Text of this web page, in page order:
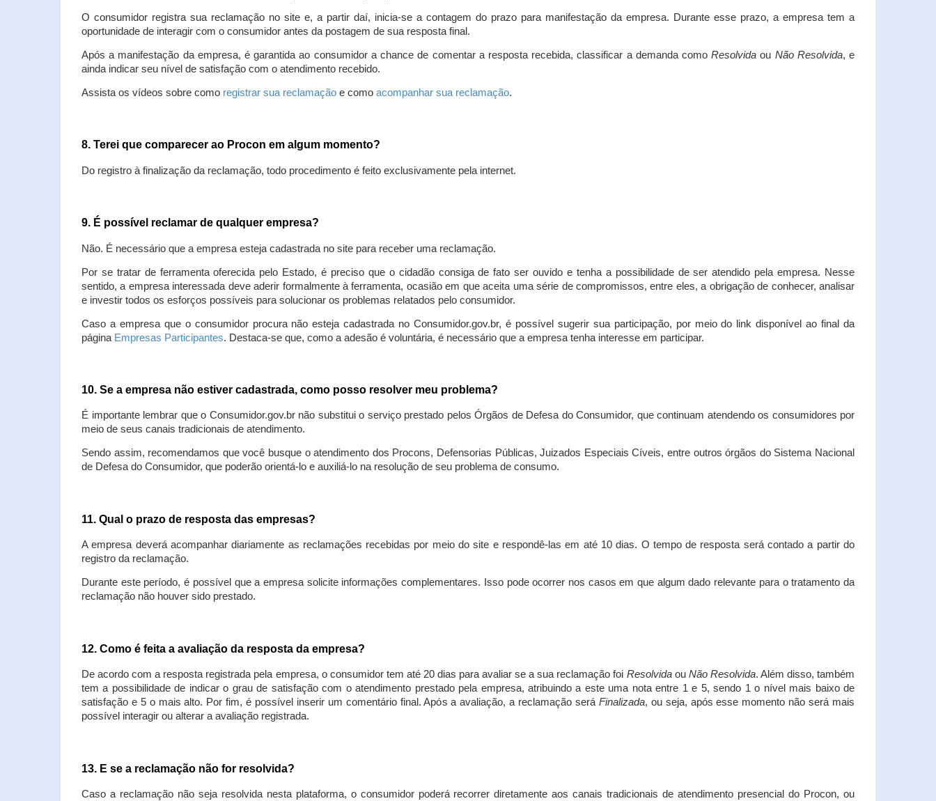
O consumidor registra sua reclamação no site e, a partir daí, inicia-se a contagem do prazo para manifestação da empresa. Durante esse prazo, a empresa tem a
oportunidade de interagir com o consumidor antes da postagem de sua resposta final.
Após a manifestação da empresa, é garantida ao consumidor a chance de comentar a resposta recebida, classificar a demanda comoResolvida ou Não Resolvida, e
ainda indicar seu nível de satisfação com o atendimento recebido.
Assista os vídeos sobre como registrar sua reclamação e como acompanhar sua reclamação.
8. Terei que comparecer ao Procon em algum momento?
Do registro à finalização da reclamação, todo procedimento é feito exclusivamente pela internet.
9. É possível reclamar de qualquer empresa?
Não. É necessário que a empresa esteja cadastrada no site para receber uma reclamação.
Por se tratar de ferramenta oferecida pelo Estado, é preciso que o cidadão consiga de fato ser ouvido e tenha a possibilidade de ser atendido pela empresa. Nesse
sentido, a empresa interessada deve aderir formalmente à ferramenta, ocasião em que aceita uma série de compromissos, entre eles, a obrigação de conhecer, analisar
e investir todos os esforços possíveis para solucionar os problemas relatados pelo consumidor.
Caso a empresa que o consumidor procura não esteja cadastrada no Consumidor.gov.br, é possível sugerir sua participação, por meio do link disponível ao final da
página Empresas Participantes. Destaca-se que, como a adesão é voluntária, é necessário que a empresa tenha interesse em participar.
10. Se a empresa não estiver cadastrada, como posso resolver meu problema?
É importante lembrar que o Consumidor.gov.br não substitui o serviço prestado pelos Órgãos de Defesa do Consumidor, que continuam atendendo os consumidores por
meio de seus canais tradicionais de atendimento.
Sendo assim, recomendamos que você busque o atendimento dos Procons, Defensorias Públicas, Juizados Especiais Cíveis, entre outros órgãos do Sistema Nacional
de Defesa do Consumidor, que poderão orientá-lo e auxiliá-lo na resolução de seu problema de consumo.
11. Qual o prazo de resposta das empresas?
A empresa deverá acompanhar diariamente as reclamações recebidas por meio do site e respondê-las em até 10 dias. O tempo de resposta será contado a partir do
registro da reclamação.
Durante este período, é possível que a empresa solicite informações complementares. Isso pode ocorrer nos casos em que algum dado relevante para o tratamento da
reclamação não houver sido prestado.
12. Como é feita a avaliação da resposta da empresa?
De acordo com a resposta registrada pela empresa, o consumidor tem até 20 dias para avaliar se a sua reclamação foi Resolvidaou Não Resolvida. Além disso, também
tem a possibilidade de indicar o grau de satisfação com o atendimento prestado pela empresa, atribuindo a este uma nota entre 1 e 5, sendo 1 o nível mais baixo de
satisfação e 5 o mais alto. Por fim, é possível inserir um comentário final. Após a avaliação, a reclamação será Finalizada, ou seja, após esse momento não será mais
possível interagir ou alterar a avaliação registrada.
13. E se a reclamação não for resolvida?
Caso a reclamação não seja resolvida nesta plataforma, o consumidor poderá recorrer diretamente aos canais tradicionais de atendimento presencial do Procon, ou